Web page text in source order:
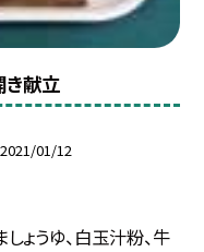
き献立
2021/01/12
ょうゆ、白玉汁粉、牛